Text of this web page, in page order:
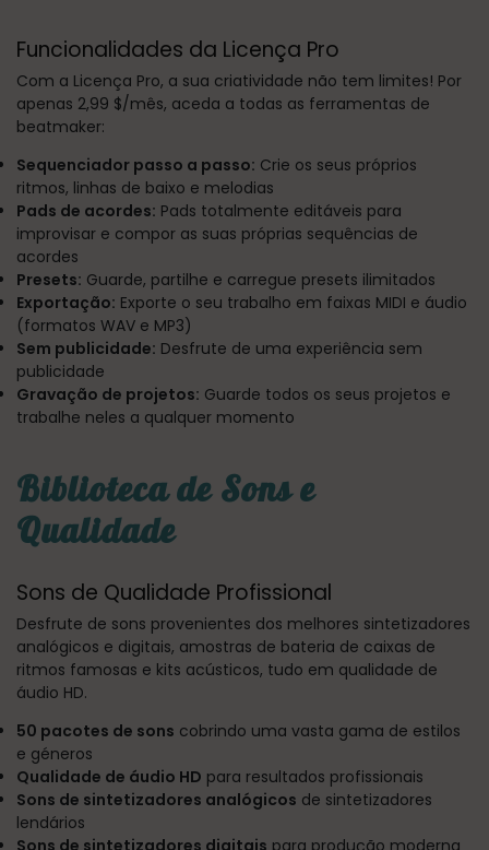
Funcionalidades da Licença Pro
Com a Licença Pro, a sua criatividade não tem limites! Por
apenas 2,99 $/mês, aceda a todas as ferramentas de
beatmaker:
Sequenciador passo a passo: Crie os seus próprios
ritmos, linhas de baixo e melodias
Pads de acordes: Pads totalmente editáveis para
improvisar e compor as suas próprias sequências de
acordes
Presets: Guarde, partilhe e carregue presets ilimitados
Exportação: Exporte o seu trabalho em faixas MIDI e áudio
(formatos WAV e MP3)
Sem publicidade: Desfrute de uma experiência sem
publicidade
Gravação de projetos: Guarde todos os seus projetos e
trabalhe neles a qualquer momento
Biblioteca de Sons e
Qualidade
Sons de Qualidade Profissional
Desfrute de sons provenientes dos melhores sintetizadores
analógicos e digitais, amostras de bateria de caixas de
ritmos famosas e kits acústicos, tudo em qualidade de
áudio HD.
50 pacotes de sons cobrindo uma vasta gama de estilos
e géneros
Qualidade de áudio HD para resultados profissionais
Sons de sintetizadores analógicos de sintetizadores
lendários
Sons de sintetizadores digitais para produção moderna